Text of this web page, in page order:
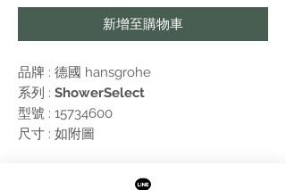
新增至購物車
品牌 : 德國 hansgrohe
系列 : ShowerSelect
型號 : 15734600
尺寸 : 如附圖